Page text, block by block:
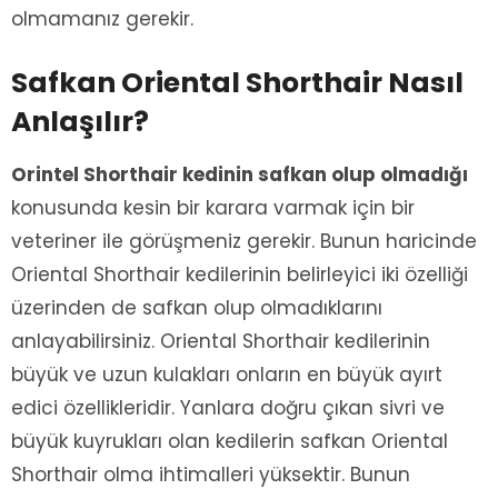
olmamanız gerekir.
Safkan Oriental Shorthair Nasıl
Anlaşılır?
Orintel Shorthair kedinin safkan olup olmadığı
konusunda kesin bir karara varmak için bir
veteriner ile görüşmeniz gerekir. Bunun haricinde
Oriental Shorthair kedilerinin belirleyici iki özelliği
üzerinden de safkan olup olmadıklarını
anlayabilirsiniz. Oriental Shorthair kedilerinin
büyük ve uzun kulakları onların en büyük ayırt
edici özellikleridir. Yanlara doğru çıkan sivri ve
büyük kuyrukları olan kedilerin safkan Oriental
Shorthair olma ihtimalleri yüksektir. Bunun